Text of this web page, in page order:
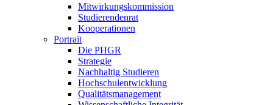
Mitwirkungskommission
Studierendenrat
Kooperationen
Portrait
Die PHGR
Strategie
Nachhaltig Studieren
Hochschulentwicklung
Qualitätsmanagement